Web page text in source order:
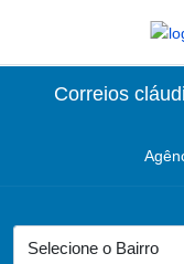
Correios